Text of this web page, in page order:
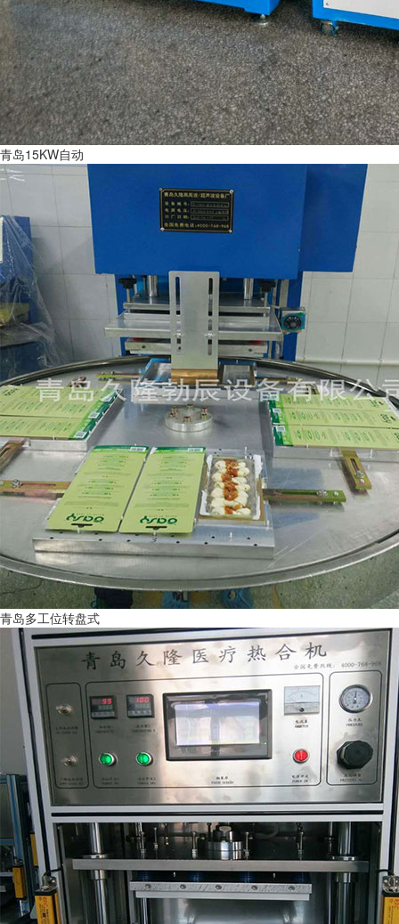
青岛15KW自动
青岛多工位转盘式